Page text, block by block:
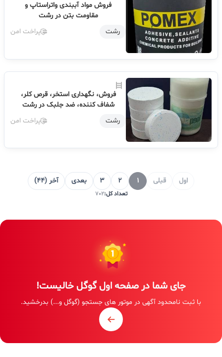
فروش مواد آببندی واتراستاپ و
مقاومت بتن در رشت
رشت
پراخت امن
فروش، نگهداری استخر، قرص کلر،
شفاف کننده، ضد جلبک در رشت
رشت
پراخت امن
اول قبلی 1
2
3 بعدی آخر (44)
تعداد کل:702
جای شما در صفحه اول گوگل خالیست!
با ثبت نامحدود آگهی در موتور های جستجو (گوگل و...) بدرخشید.